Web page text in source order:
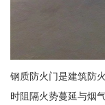
钢质防火门是建筑防
时阻隔火势蔓延与烟